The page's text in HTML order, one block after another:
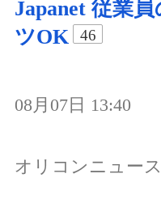
Japanet 従業
ツOK
46
08月07日 13:40
オリコンニュース